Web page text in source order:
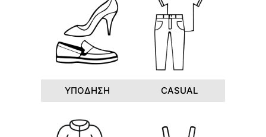
ΥΠΟΔΗΣΗ CASUAL